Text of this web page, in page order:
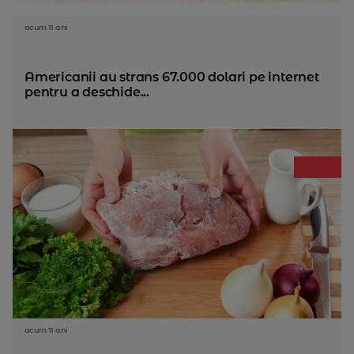
acum 11 ani
Americanii au strans 67.000 dolari pe internet
pentru a deschide...
acum 11 ani